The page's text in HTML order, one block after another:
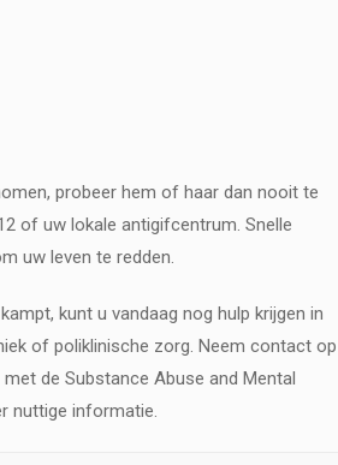
probeer hem of haar dan nooit te
of uw lokale antigifcentrum. Snelle
uw leven te redden.
kunt u vandaag nog hulp krijgen in
of poliklinische zorg. Neem contact op
de Substance Abuse and Mental
nuttige informatie.